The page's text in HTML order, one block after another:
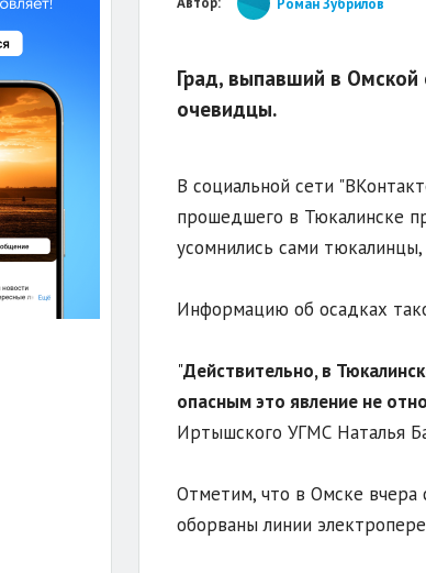
Град, выпавший в
очевидцы.
В социальной сети
прошедшего в Тюкалинске
усомнились сами
Информацию об осадках
"Действительно, в
опасным это явление не
Иртышского УГМС Наталья
Отметим, что в Омске
оборваны линии